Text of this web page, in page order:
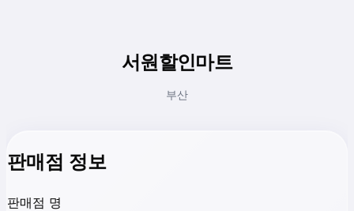
서원할인마트
부산
판매점 정보
판매점 명